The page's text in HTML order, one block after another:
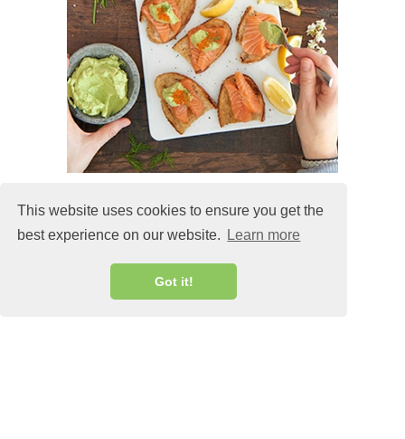
This website uses cookies to ensure you get the
best experience on our website.
Learn more
Got it!
MALIN@MALINLANDQVIST.SE